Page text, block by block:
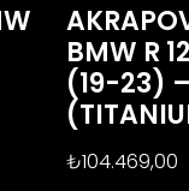
BMW R
(19-23)
₺104.469,00